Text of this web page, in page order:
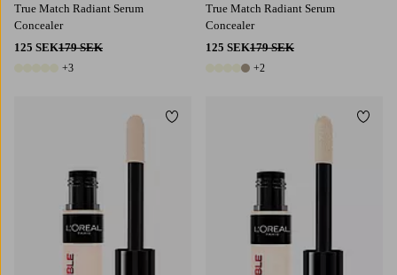
True Match Radiant Serum
Concealer
125 SEK179 SEK
+3
True Match Radiant Serum
Concealer
125 SEK179 SEK
+2
Lägg till i favoriter